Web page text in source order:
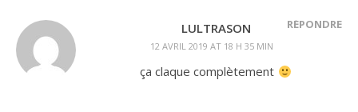
LULTRASON
12 AVRIL 2019 AT 18 H 35 MIN
RÉPONDRE
ça claque complètement